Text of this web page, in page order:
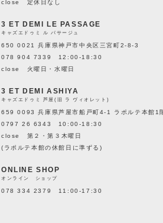
close 定休日なし
3 ET DEMI LE PASSAGE
キャズエドゥミ ル パサージュ
650 0021 兵庫県神戸市中央区三宮町2-8-3
078 904 7339 12:00-18:30
close 火曜日・水曜日
3 ET DEMI ASHIYA
キャズエドゥミ 芦屋(旧 ラ ヴィオレット)
659 0093 兵庫県芦屋市船戸町4-1 ラポルテ本館1
0797 26 6343 10:00-18:30
close 第２・第３木曜日
(ラポルテ本館の休館日に準ずる)
ONLINE SHOP
オンライン ショップ
078 334 2379 11:00-17:30